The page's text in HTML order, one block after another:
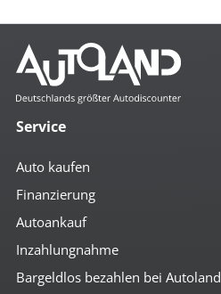
Service
Auto kaufen
Finanzierung
Autoankauf
Inzahlungnahme
Bargeldlos bezahlen bei Autoland